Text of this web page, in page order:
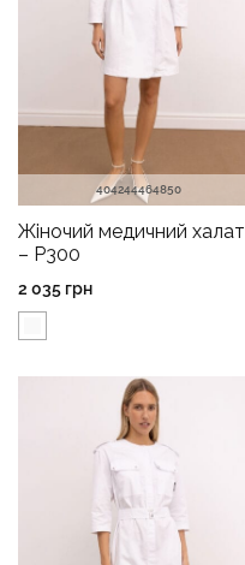
404244464850
Жіночий медичний халат
– P300
2 035 грн